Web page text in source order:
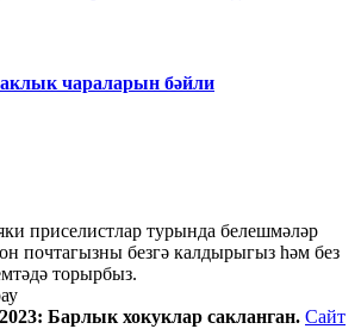
чараларын бәйли
приселистлар турында белешмәләр
почтагызны безгә калдырыгыз һәм без
торырбыз.
Барлык хокуклар сакланган. Сайт